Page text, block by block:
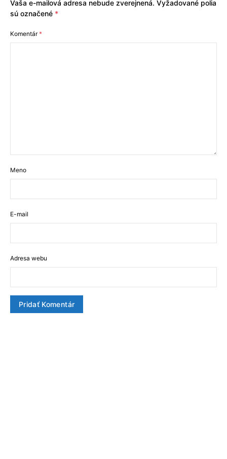
Vaša e-mailová adresa nebude zverejnená. Vyžadované polia
sú označené *
Komentár*
Meno
E-mail
Adresa webu